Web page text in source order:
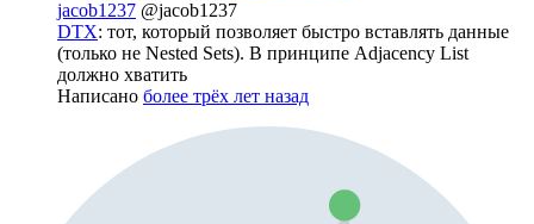
jacob1237 @jacob1237
DTX: тот, который позволяет быстро вставлять данные
(только не Nested Sets). В принципе Adjacency List
должно хватить
Написано более трёх лет назад